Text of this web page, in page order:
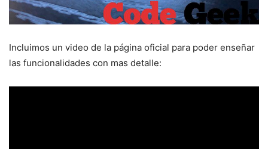
Incluimos un video de la página oficial para poder enseñar
las funcionalidades con mas detalle: